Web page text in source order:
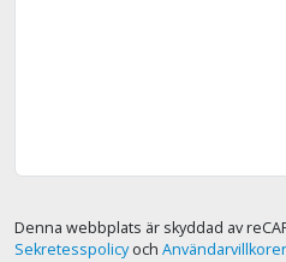
Denna webbplats är skyddad av
Sekretesspolicyoch